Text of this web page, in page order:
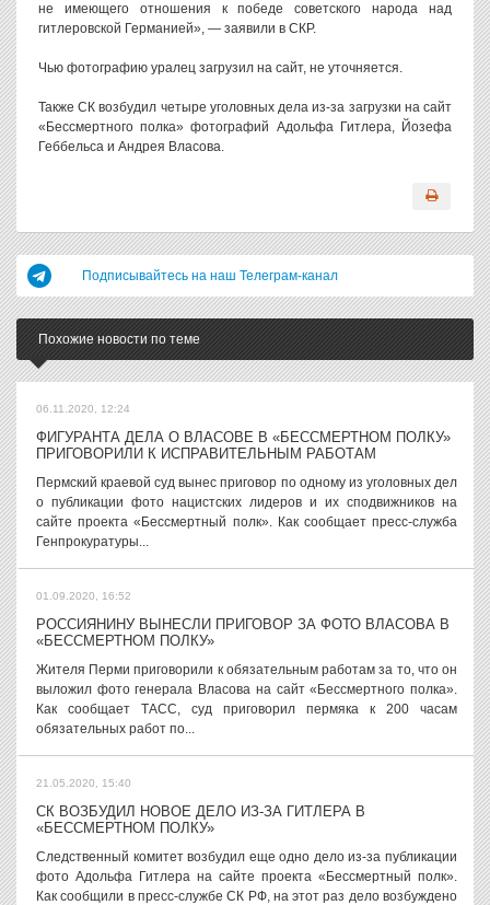
не имеющего отношения к победе советского народа над
гитлеровской Германией», — заявили в СКР.
Чью фотографию уралец загрузил на сайт, не уточняется.
Также СК возбудил четыре уголовных дела из-за загрузки на сайт
«Бессмертного полка» фотографий Адольфа Гитлера, Йозефа
Геббельса и Андрея Власова.
Подписывайтесь на наш Телеграм-канал
Похожие новости по теме
06.11.2020, 12:24
ФИГУРАНТА ДЕЛА О ВЛАСОВЕ В «БЕССМЕРТНОМ ПОЛКУ»
ПРИГОВОРИЛИ К ИСПРАВИТЕЛЬНЫМ РАБОТАМ
Пермский краевой суд вынес приговор по одному из уголовных дел
о публикации фото нацистских лидеров и их сподвижников на
сайте проекта «Бессмертный полк». Как сообщает пресс-служба
Генпрокуратуры...
01.09.2020, 16:52
РОССИЯНИНУ ВЫНЕСЛИ ПРИГОВОР ЗА ФОТО ВЛАСОВА В
«БЕССМЕРТНОМ ПОЛКУ»
Жителя Перми приговорили к обязательным работам за то, что он
выложил фото генерала Власова на сайт «Бессмертного полка».
Как сообщает ТАСС, суд приговорил пермяка к 200 часам
обязательных работ по...
21.05.2020, 15:40
СК ВОЗБУДИЛ НОВОЕ ДЕЛО ИЗ-ЗА ГИТЛЕРА В
«БЕССМЕРТНОМ ПОЛКУ»
Следственный комитет возбудил еще одно дело из-за публикации
фото Адольфа Гитлера на сайте проекта «Бессмертный полк».
Как сообщили в пресс-службе СК РФ, на этот раз дело возбуждено